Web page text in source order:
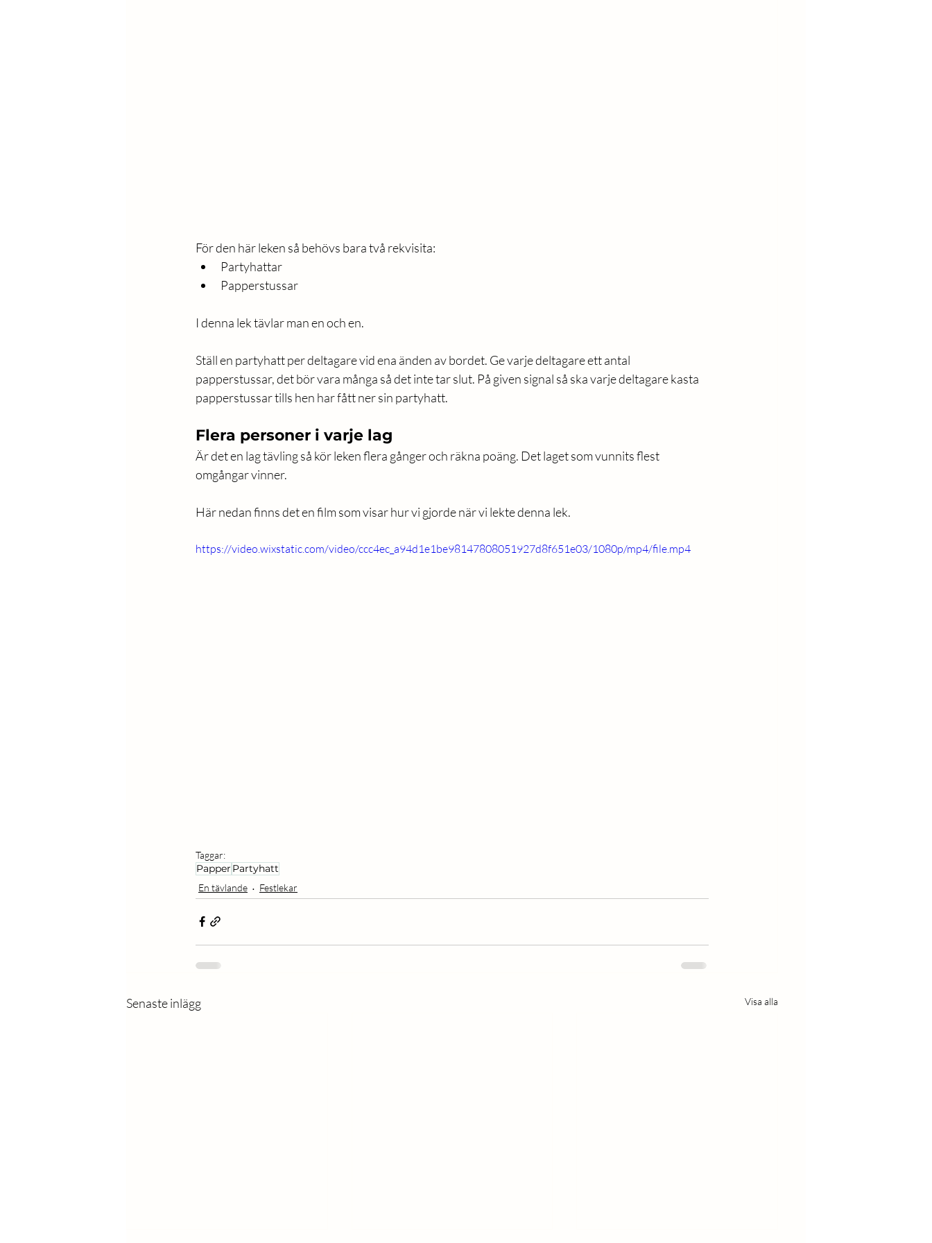
För den här leken så behövs bara två rekvisita:
Partyhattar
Papperstussar
I denna lek tävlar man en och en.
Ställ en partyhatt per deltagare vid ena änden av bordet. Ge varje deltagare ett antal
papperstussar, det bör vara många så det inte tar slut. På given signal så ska varje deltagare kasta
papperstussar tills hen har fått ner sin partyhatt.
Flera personer i varje lag
Är det en lag tävling så kör leken flera gånger och räkna poäng. Det laget som vunnits flest
omgångar vinner.
Här nedan finns det en film som visar hur vi gjorde när vi lekte denna lek.
https://video.wixstatic.com/video/ccc4ec_a94d1e1be98147808051927d8f651e03/1080p/mp4/file.mp4
Taggar:
Papper Partyhatt
En tävlande Festlekar
Senaste inlägg Visa alla